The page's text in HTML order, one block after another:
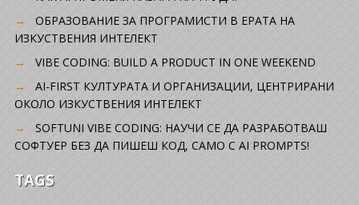
ОБРАЗОВАНИЕ ЗА ПРОГРАМИСТИ В ЕРАТА НА
ИЗКУСТВЕНИЯ ИНТЕЛЕКТ
VIBE CODING: BUILD A PRODUCT IN ONE WEEKEND
AI-FIRST КУЛТУРАТА И ОРГАНИЗАЦИИ, ЦЕНТРИРАНИ
ОКОЛО ИЗКУСТВЕНИЯ ИНТЕЛЕКТ
SOFTUNI VIBE CODING: НАУЧИ СЕ ДА РАЗРАБОТВАШ
СОФТУЕР БЕЗ ДА ПИШЕШ КОД, САМО С AI PROMPTS!
TAGS